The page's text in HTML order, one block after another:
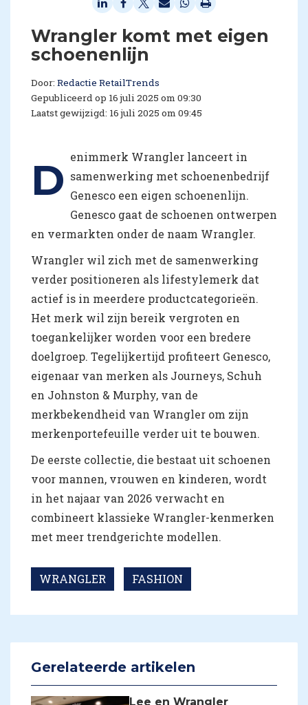
Wrangler komt met eigen
schoenenlijn
Door: Redactie RetailTrends
Gepubliceerd op 16 juli 2025 om 09:30
Laatst gewijzigd: 16 juli 2025 om 09:45
D enimmerk Wrangler lanceert in
samenwerking met schoenenbedrijf
Genesco een eigen schoenenlijn.
Genesco gaat de schoenen ontwerpen
en vermarkten onder de naam Wrangler.
Wrangler wil zich met de samenwerking
verder positioneren als lifestylemerk dat
actief is in meerdere productcategorieën.
Het merk wil zijn bereik vergroten en
toegankelijker worden voor een bredere
doelgroep. Tegelijkertijd profiteert Genesco,
eigenaar van merken als Journeys, Schuh
en Johnston & Murphy, van de
merkbekendheid van Wrangler om zijn
merkenportefeuille verder uit te bouwen.
De eerste collectie, die bestaat uit schoenen
voor mannen, vrouwen en kinderen, wordt
in het najaar van 2026 verwacht en
combineert klassieke Wrangler-kenmerken
met meer trendgerichte modellen.
WRANGLER FASHION
Gerelateerde artikelen
Lee en Wrangler